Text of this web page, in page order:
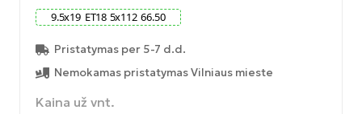
9.5x19 ET18 5x112 66.50
Pristatymas per 5-7 d.d.
Nemokamas pristatymas Vilniaus mieste
Kaina už vnt.